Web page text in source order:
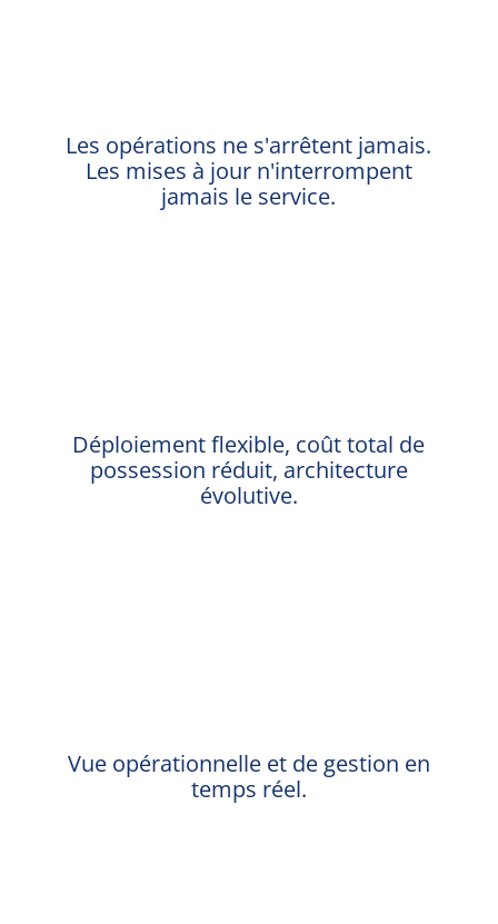
Les opérations ne s'arrêtent jamais.
Les mises à jour n'interrompent
jamais le service.
Déploiement flexible, coût total de
possession réduit, architecture
évolutive.
Vue opérationnelle et de gestion en
temps réel.